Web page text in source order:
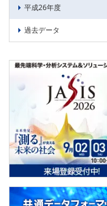
平成26年度
過去データ